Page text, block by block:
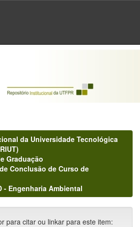
da Universidade Tecnológica
Graduação
Conclusão de Curso de
- Engenharia Ambiental
para citar ou linkar para este item: